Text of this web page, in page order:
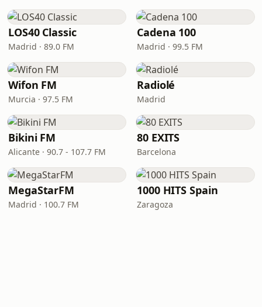
LOS40 Classic
Madrid · 89.0 FM
Cadena 100
Madrid · 99.5 FM
Wifon FM
Murcia · 97.5 FM
Radiolé
Madrid
Bikini FM
Alicante · 90.7 - 107.7 FM
80 EXITS
Barcelona
MegaStarFM
Madrid · 100.7 FM
1000 HITS Spain
Zaragoza